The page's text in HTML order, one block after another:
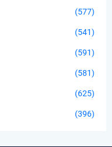
(577)
(541)
(591)
(581)
(625)
(396)